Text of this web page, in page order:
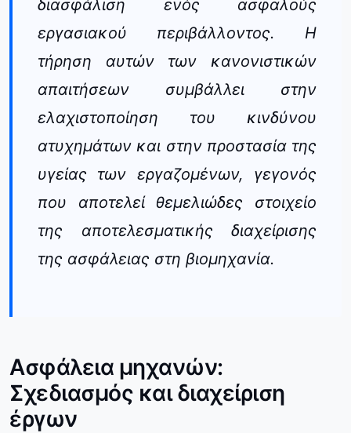
διασφάλιση ενός ασφαλούς
εργασιακού περιβάλλοντος. Η
τήρηση αυτών των κανονιστικών
απαιτήσεων συμβάλλει στην
ελαχιστοποίηση του κινδύνου
ατυχημάτων και στην προστασία της
υγείας των εργαζομένων, γεγονός
που αποτελεί θεμελιώδες στοιχείο
της αποτελεσματικής διαχείρισης
της ασφάλειας στη βιομηχανία.
Ασφάλεια μηχανών:
Σχεδιασμός και διαχείριση
έργων